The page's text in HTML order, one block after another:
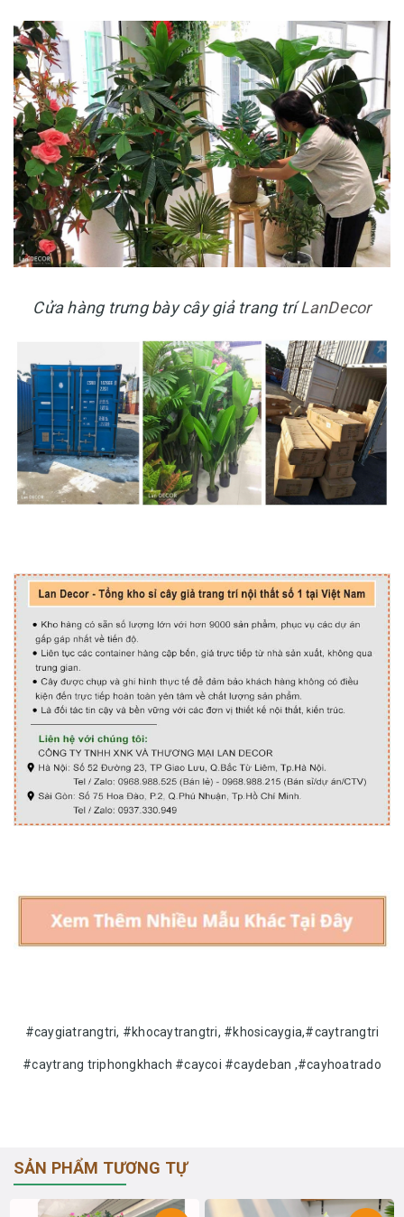
Cửa hàng trưng bày cây giả trang tríLanDecor
#caygiatrangtri, #khocaytrangtri, #khosicaygia,#caytrangtri
#caytrang triphongkhach #caycoi #caydeban ,#cayhoatrado
SẢN PHẨM TƯƠNG TỰ